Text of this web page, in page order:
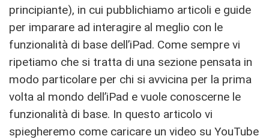
principiante), in cui pubblichiamo articoli e guide
per imparare ad interagire al meglio con le
funzionalità di base dell’iPad. Come sempre vi
ripetiamo che si tratta di una sezione pensata in
modo particolare per chi si avvicina per la prima
volta al mondo dell’iPad e vuole conoscerne le
funzionalità di base. In questo articolo vi
spiegheremo come caricare un video su YouTube